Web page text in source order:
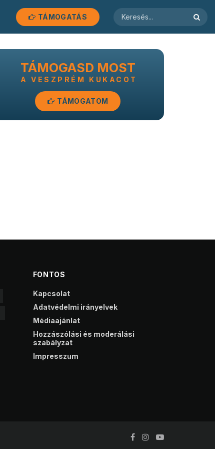
TÁMOGATÁS
TÁMOGASD MOST
A VESZPRÉM KUKACOT
TÁMOGATOM
FONTOS
Kapcsolat
Adatvédelmi irányelvek
Médiaajánlat
Hozzászólási és moderálási
szabályzat
Impresszum